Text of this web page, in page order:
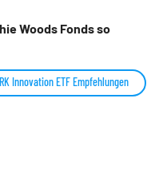
Woods Fonds so
Innovation ETF Empfehlungen